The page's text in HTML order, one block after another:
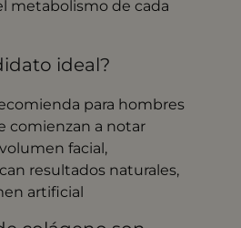
metabolismo de cada
ideal?
para hombres
comienzan a notar
facial,
resultados naturales,
artificial